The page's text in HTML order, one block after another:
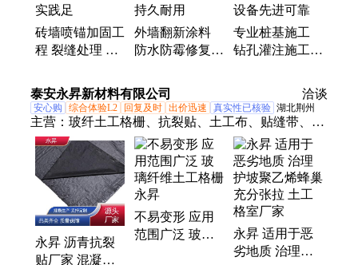
砖墙喷锚加固工
程 裂缝处理 缺
践足
外墙翻新涂料
防水防霉修复
持久耐用
专业桩基施工
钻孔灌注施工队
设备先进可靠
泰安永昇新材料有限公司 洽谈
安心购 综合体验L2 回复及时 出价迅速 真实性已核验 湖北荆州
主营： 玻纤土工格栅、抗裂贴、土工布、贴缝带、灌
缝胶、土工格室、植草格、土工膜、复合土工膜、生
态袋、植生袋
永昇 沥青抗裂
贴厂家 混凝土
不易变形 应用
范围广泛 玻璃
永昇 适用于恶
劣地质 治理护